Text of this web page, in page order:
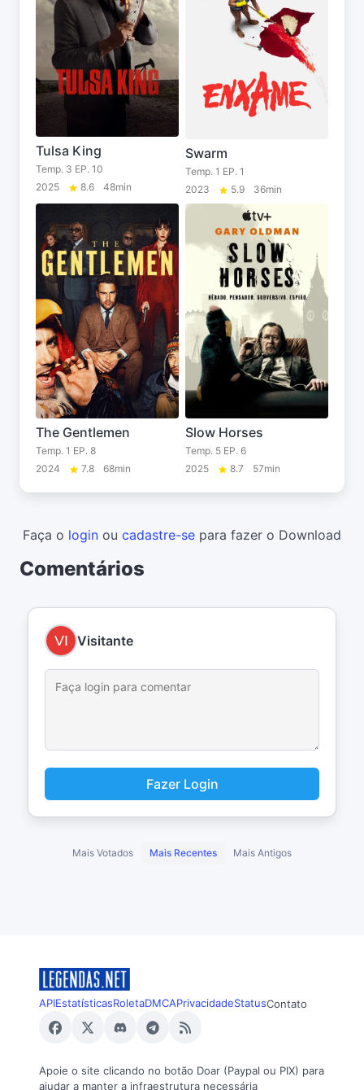
Tulsa King
Temp. 3 EP. 10
2025
8.6 48min
Swarm
Temp. 1 EP. 1
2023
5.9 36min
The Gentlemen
Temp. 1 EP. 8
2024
7.8 68min
Slow Horses
Temp. 5 EP. 6
2025
8.7 57min
Faça o login ou cadastre-se para fazer o Download
Comentários
Visitante
Fazer Login
Mais Votados Mais Recentes Mais Antigos
APIEstatísticasRoletaDMCAPrivacidadeStatusContato
Apoie o site clicando no botão Doar (Paypal ou PIX) para
ajudar a manter a infraestrutura necessária